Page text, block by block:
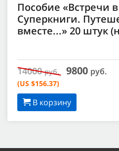
Пособие «Встречи
Суперкниги.
вместе...» 20 штук
14000руб. 9800 руб.
(US $156.37)
В корзину